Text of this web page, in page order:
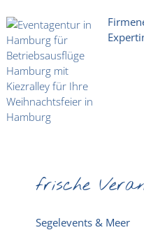
frische
Segelevents & Meer